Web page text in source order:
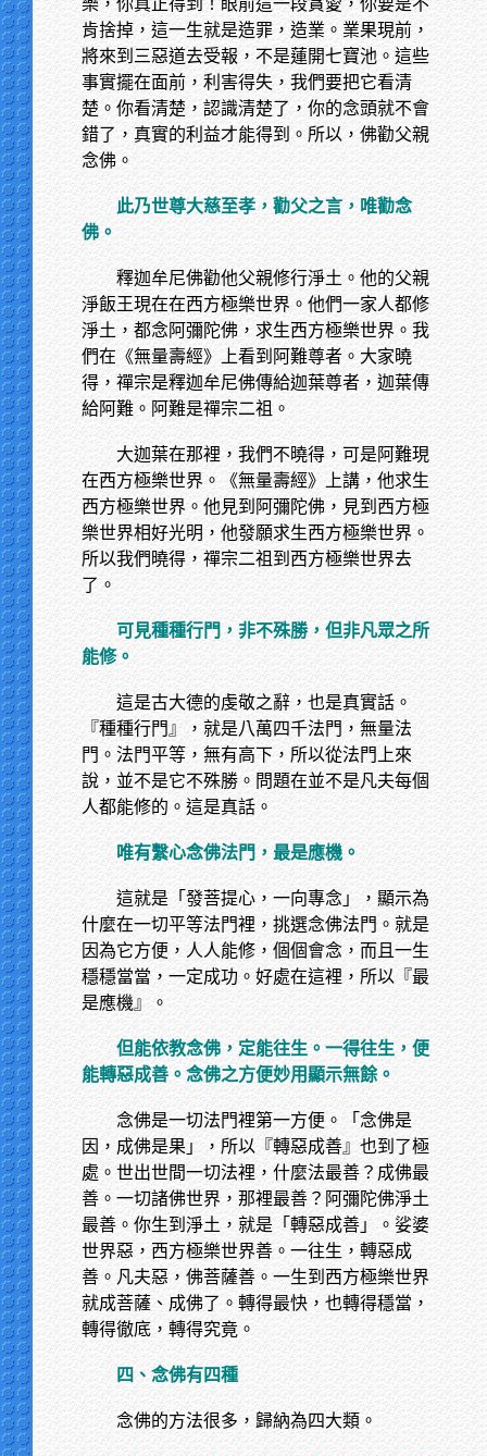
樂，你真正得到！眼前這一段貪愛，你要是不
肯捨掉，這一生就是造罪，造業。業果現前，
將來到三惡道去受報，不是蓮開七寶池。這些
事實擺在面前，利害得失，我們要把它看清
楚。你看清楚，認識清楚了，你的念頭就不會
錯了，真實的利益才能得到。所以，佛勸父親
念佛。
此乃世尊大慈至孝，勸父之言，唯勸念
佛。
釋迦牟尼佛勸他父親修行淨土。他的父親
淨飯王現在在西方極樂世界。他們一家人都修
淨土，都念阿彌陀佛，求生西方極樂世界。我
們在《無量壽經》上看到阿難尊者。大家曉
得，禪宗是釋迦牟尼佛傳給迦葉尊者，迦葉傳
給阿難。阿難是禪宗二祖。
大迦葉在那裡，我們不曉得，可是阿難現
在西方極樂世界。《無量壽經》上講，他求生
西方極樂世界。他見到阿彌陀佛，見到西方極
樂世界相好光明，他發願求生西方極樂世界。
所以我們曉得，禪宗二祖到西方極樂世界去
了。
可見種種行門，非不殊勝，但非凡眾之所
能修。
這是古大德的虔敬之辭，也是真實話。
『種種行門』，就是八萬四千法門，無量法
門。法門平等，無有高下，所以從法門上來
說，並不是它不殊勝。問題在並不是凡夫每個
人都能修的。這是真話。
唯有繫心念佛法門，最是應機。
這就是「發菩提心，一向專念」，顯示為
什麼在一切平等法門裡，挑選念佛法門。就是
因為它方便，人人能修，個個會念，而且一生
穩穩當當，一定成功。好處在這裡，所以『最
是應機』。
但能依教念佛，定能往生。一得往生，便
能轉惡成善。念佛之方便妙用顯示無餘。
念佛是一切法門裡第一方便。「念佛是
因，成佛是果」，所以『轉惡成善』也到了極
處。世出世間一切法裡，什麼法最善？成佛最
善。一切諸佛世界，那裡最善？阿彌陀佛淨土
最善。你生到淨土，就是「轉惡成善」。娑婆
世界惡，西方極樂世界善。一往生，轉惡成
善。凡夫惡，佛菩薩善。一生到西方極樂世界
就成菩薩、成佛了。轉得最快，也轉得穩當，
轉得徹底，轉得究竟。
四、念佛有四種
念佛的方法很多，歸納為四大類。